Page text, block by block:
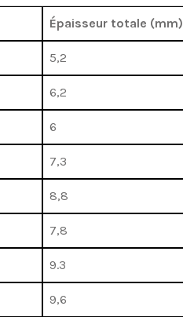
Épaisseur totale (mm)
5,2
6,2
6
7,3
8,8
7,8
9.3
9,6